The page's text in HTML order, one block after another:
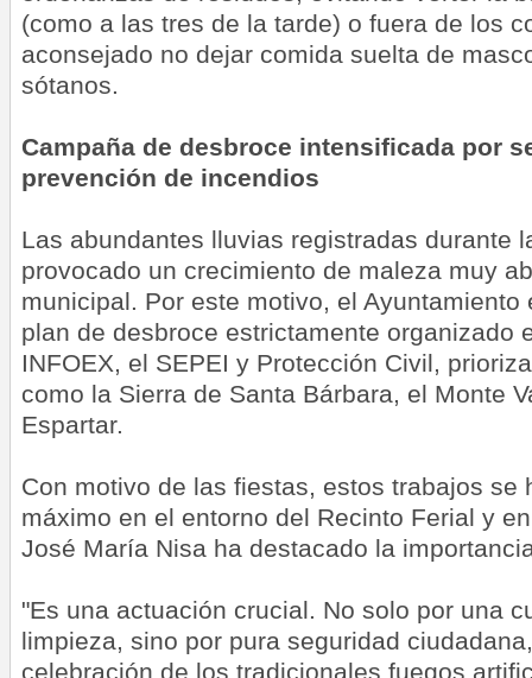
(como a las tres de la tarde) o fuera de los
aconsejado no dejar comida suelta de
sótanos.
Campaña de desbroce intensificada por
prevención de incendios
Las abundantes lluvias registradas durante
provocado un crecimiento de maleza muy
municipal. Por este motivo, el Ayuntamiento
plan de desbroce estrictamente organizado
INFOEX, el SEPEI y Protección Civil,
como la Sierra de Santa Bárbara, el Monte
Espartar.
Con motivo de las fiestas, estos trabajos se
máximo en el entorno del Recinto Ferial y
José María Nisa ha destacado la
"Es una actuación crucial. No solo por una
limpieza, sino por pura seguridad
celebración de los tradicionales fuegos